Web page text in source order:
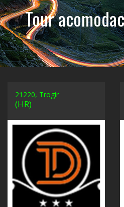
Tour
21220, Trogir
(HR)